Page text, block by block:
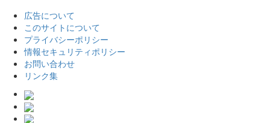
広告について
このサイトについて
プライバシーポリシー
情報セキュリティポリシー
お問い合わせ
リンク集